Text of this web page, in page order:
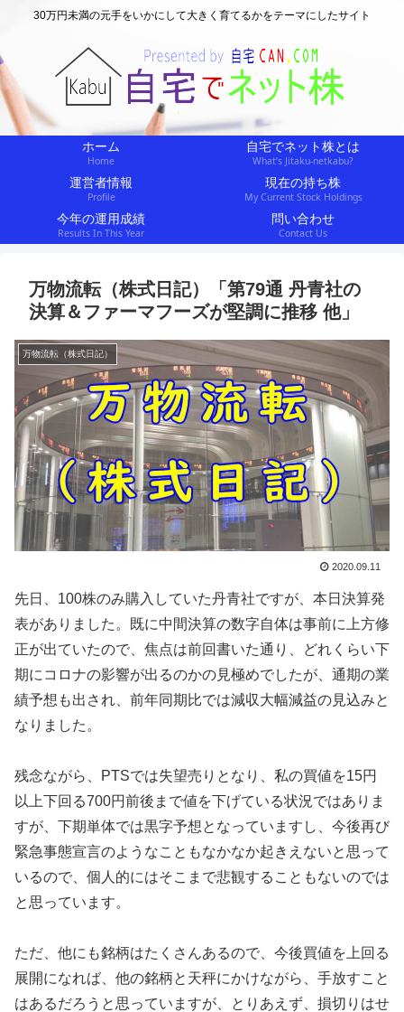
30万円未満の元手をいかにして大きく育てるかをテーマにしたサイト
ホーム
Home
自宅でネット株とは
What’s Jitaku-netkabu?
運営者情報
Profile
現在の持ち株
My Current Stock Holdings
今年の運用成績
Results In This Year
問い合わせ
Contact Us
万物流転（株式日記）「第79通 丹青社の
決算＆ファーマフーズが堅調に推移 他」
万物流転（株式日記）
2020.09.11
先日、100株のみ購入していた丹青社ですが、本日決算発
表がありました。既に中間決算の数字自体は事前に上方修
正が出ていたので、焦点は前回書いた通り、どれくらい下
期にコロナの影響が出るのかの見極めでしたが、通期の業
績予想も出され、前年同期比では減収大幅減益の見込みと
なりました。
残念ながら、PTSでは失望売りとなり、私の買値を15円
以上下回る700円前後まで値を下げている状況ではありま
すが、下期単体では黒字予想となっていますし、今後再び
緊急事態宣言のようなこともなかなか起きえないと思って
いるので、個人的にはそこまで悲観することもないのでは
と思っています。
ただ、他にも銘柄はたくさんあるので、今後買値を上回る
展開になれば、他の銘柄と天秤にかけながら、手放すこと
はあるだろうと思っていますが、とりあえず、損切りはせ